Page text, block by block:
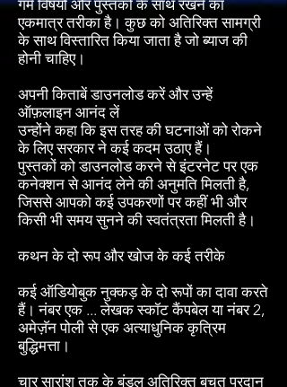
गर्म विषयों और पुस्तकों के साथ रखने का
एकमात्र तरीका है। कुछ को अतिरिक्त सामग्री
के साथ विस्तारित किया जाता है जो ब्याज की
होनी चाहिए।
अपनी किताबें डाउनलोड करें और उन्हें
ऑफ़लाइन आनंद लें
उन्होंने कहा कि इस तरह की घटनाओं को रोकने
के लिए सरकार ने कई कदम उठाए हैं।
पुस्तकों को डाउनलोड करने से इंटरनेट पर एक
कनेक्शन से आनंद लेने की अनुमति मिलती है,
जिससे आपको कई उपकरणों पर कहीं भी और
किसी भी समय सुनने की स्वतंत्रता मिलती है।
कथन के दो रूप और खोज के कई तरीके
कई ऑडियोबुक नुक्कड़ के दो रूपों का दावा करते
हैं। नंबर एक ... लेखक स्कॉट कैंपबेल या नंबर 2,
अमेज़ॅन पोली से एक अत्याधुनिक कृत्रिम
बुद्धिमत्ता।
चार सारांश तक के बंडल अतिरिक्त बचत प्रदान